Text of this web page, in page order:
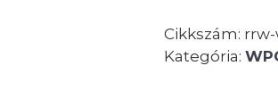
Cikkszám:
Kategória: